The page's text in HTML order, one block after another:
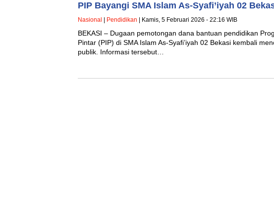
PIP Bayangi SMA Islam As-Syafi’iyah 02
Nasional Pendidikan | Kamis, 5 Februari 2026 - 22:16 WIB
BEKASI – Dugaan pemotongan dana bantuan pendidikan
Pintar (PIP) di SMA Islam As-Syafi’iyah 02 Bekasi kembali
publik. Informasi tersebut…